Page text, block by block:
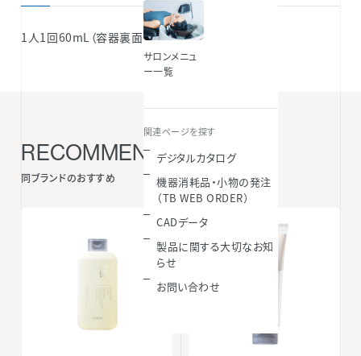
サロンメニュ
ー一覧
関連ページを探す
デジタルカタログ
機器消耗品・小物の発注
（TB WEB ORDER）
CADデータ
製品に関する大切なお知
らせ
お問い合わせ
1人1回60mL（容器裏面の目盛り1つ分）
RECOMMENDED ITEMS
同ブランドのおすすめ